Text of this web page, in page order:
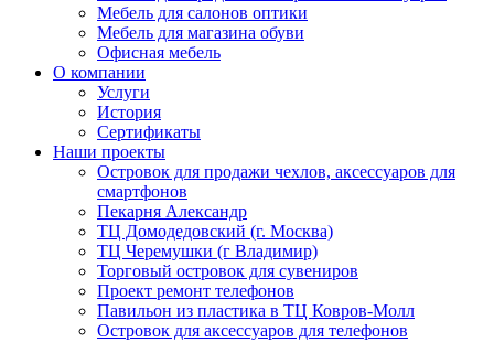
Мебель для салонов оптики
Мебель для магазина обуви
Офисная мебель
О компании
Услуги
История
Сертификаты
Наши проекты
Островок для продажи чехлов, аксессуаров для
смартфонов
Пекарня Александр
ТЦ Домодедовский (г. Москва)
ТЦ Черемушки (г Владимир)
Торговый островок для сувениров
Проект ремонт телефонов
Павильон из пластика в ТЦ Ковров-Молл
Островок для аксессуаров для телефонов